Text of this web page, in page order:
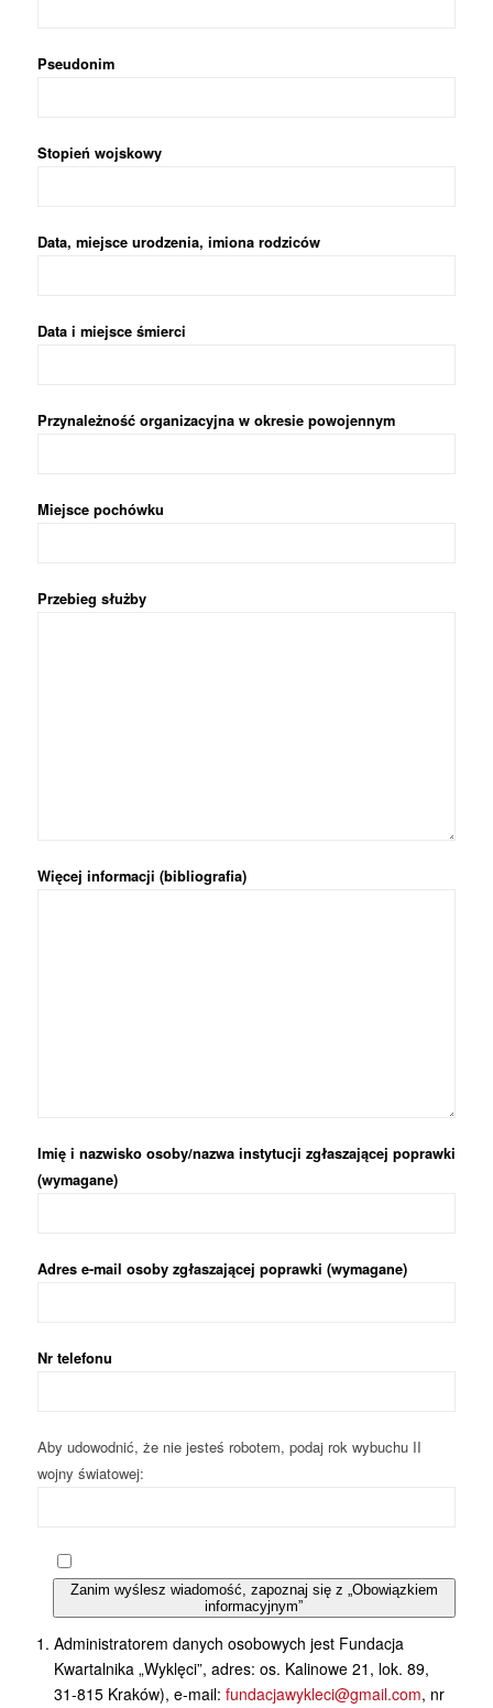
Pseudonim
Stopień wojskowy
Data, miejsce urodzenia, imiona rodziców
Data i miejsce śmierci
Przynależność organizacyjna w okresie powojennym
Miejsce pochówku
Przebieg służby
Więcej informacji (bibliografia)
Imię i nazwisko osoby/nazwa instytucji zgłaszającej poprawki
(wymagane)
Adres e-mail osoby zgłaszającej poprawki (wymagane)
Nr telefonu
Aby udowodnić, że nie jesteś robotem, podaj rok wybuchu II
wojny światowej:
Zanim wyślesz wiadomość, zapoznaj się z „Obowiązkiem
informacyjnym”
Administratorem danych osobowych jest Fundacja
Kwartalnika „Wyklęci”, adres: os. Kalinowe 21, lok. 89,
31-815 Kraków), e-mail: fundacjawykleci@gmail.com, nr